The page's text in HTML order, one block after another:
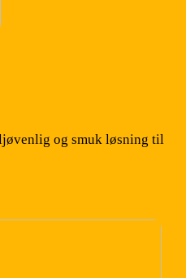
og smuk løsning til